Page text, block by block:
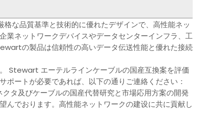
な品質基準と技術的に優れたデザインで、高性能ネッ
業ネットワークデバイスやデータセンターインフラ、工
の製品は信頼性の高いデータ伝送性能と優れた接続
Stewart エーテルラインケーブルの国産互換案を評価
ートが必要であれば、以下の通りご連絡ください：
タ及びケーブルの国産代替研究と市場応用方案の開発
んでおります。高性能ネットワークの建设に共に貢献し